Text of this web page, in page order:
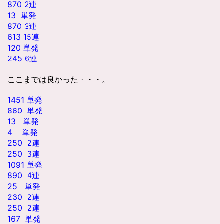
870 2連
13 単発
870 3連
613 15連
120 単発
245 6連
ここまでは良かった・・・。
1451 単発
860 単発
13 単発
4 単発
250 2連
250 3連
1091 単発
890 4連
25 単発
230 2連
250 2連
167 単発